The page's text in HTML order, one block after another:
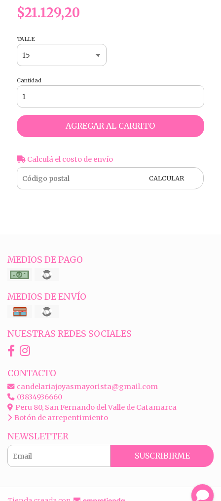
$21.129,20
TALLE
Cantidad
AGREGAR AL CARRITO
Calculá el costo de envío
CALCULAR
MEDIOS DE PAGO
MEDIOS DE ENVÍO
NUESTRAS REDES SOCIALES
CONTACTO
candelariajoyasmayorista@gmail.com
03834936660
Peru 80, San Fernando del Valle de Catamarca
Botón de arrepentimiento
NEWSLETTER
SUSCRIBIRME